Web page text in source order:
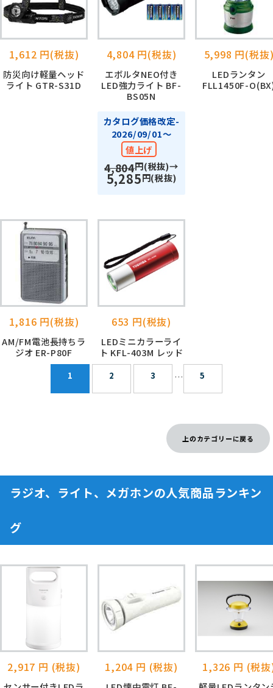
1,612 円(税抜)
防災向け軽量ヘッド
ライト GTR-S31D
4,804 円(税抜)
エボルタNEO付き
LED強力ライト BF-
BS05N
カタログ価格改定-
2026/09/01～
値上げ
4,804円(税抜)→
5,285円(税抜)
5,998 円(税抜
LEDランタン
FLL1450F-
1,816 円(税抜)
AM/FM電池長持ちラ
ジオ ER-P80F
653 円(税抜)
LEDミニカラーライ
ト KFL-403M レッド
1 2 3 … 5
上のカテゴリーに戻る
ラジオ、ライト、メガホンの人気商品ランキン
グ
2,917 円 (税抜) 1,204 円 (税抜) 1,326 円 (税